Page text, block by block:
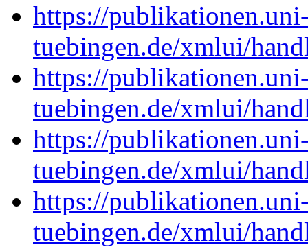
https://
tuebingen.de/xmlui/
https://
tuebingen.de/xmlui/
https://
tuebingen.de/xmlui/
https://
tuebingen.de/xmlui/